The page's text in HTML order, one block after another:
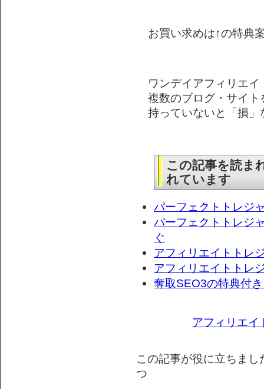
お買い求めは↑の特典
ワンデイアフィリエ
複数のブログ・サイ
持っていないと「損
この記事を読ま
れています
パーフェクトトレジ
パーフェクトトレジ
ぐ
アフィリエイトトレ
アフィリエイトトレ
奪取SEO3の特典付
アフィリエイ
この記事が役に立ちま
つ